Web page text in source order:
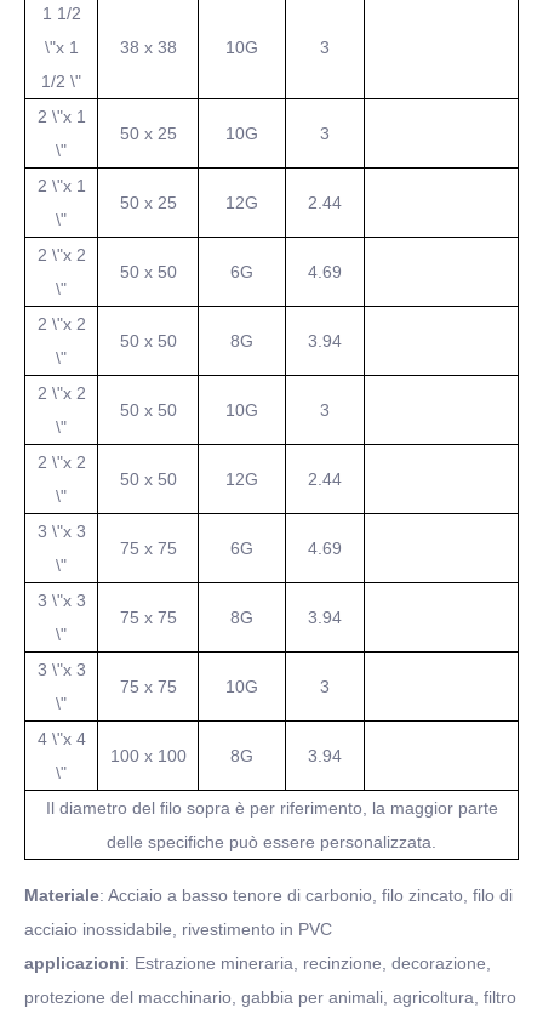
1 1/2
\"x 1
1/2 \"
38 x 38 10G 3
2 \"x 1
\"
50 x 25 10G 3
2 \"x 1
\"
50 x 25 12G 2.44
2 \"x 2
\"
50 x 50 6G 4.69
2 \"x 2
\"
50 x 50 8G 3.94
2 \"x 2
\"
50 x 50 10G 3
2 \"x 2
\"
50 x 50 12G 2.44
3 \"x 3
\"
75 x 75 6G 4.69
3 \"x 3
\"
75 x 75 8G 3.94
3 \"x 3
\"
75 x 75 10G 3
4 \"x 4
\"
100 x 100 8G 3.94
Il diametro del filo sopra è per riferimento, la maggior parte
delle specifiche può essere personalizzata.
Materiale: Acciaio a basso tenore di carbonio, filo zincato, filo di
acciaio inossidabile, rivestimento in PVC
applicazioni: Estrazione mineraria, recinzione, decorazione,
protezione del macchinario, gabbia per animali, agricoltura, filtro